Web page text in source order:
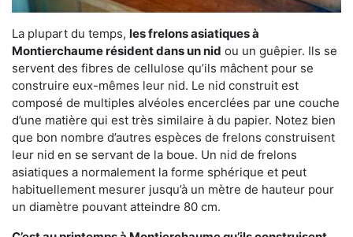
La plupart du temps, les frelons asiatiques à
Montierchaume résident dans un nid ou un guêpier. Ils se
servent des fibres de cellulose qu’ils mâchent pour se
construire eux-mêmes leur nid. Le nid construit est
composé de multiples alvéoles encerclées par une couche
d’une matière qui est très similaire à du papier. Notez bien
que bon nombre d’autres espèces de frelons construisent
leur nid en se servant de la boue. Un nid de frelons
asiatiques a normalement la forme sphérique et peut
habituellement mesurer jusqu’à un mètre de hauteur pour
un diamètre pouvant atteindre 80 cm.